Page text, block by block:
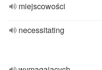
miejscowości
necessitating